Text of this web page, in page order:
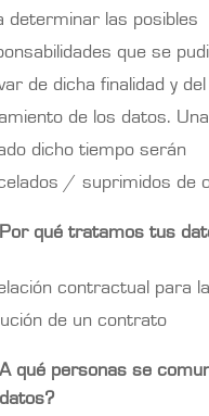
determinar las posibles
que se
de dicha finalidad y del
de los datos.
dicho tiempo serán
/ suprimidos de
qué tratamos tus
contractual para la
de un contrato
qué personas se